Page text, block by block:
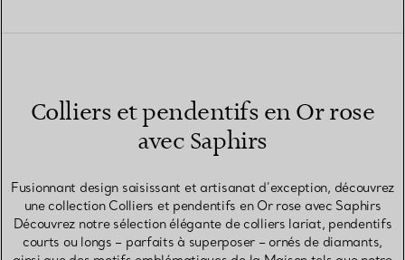
Colliers et pendentifs en Or rose
avec Saphirs
Fusionnant design saisissant et artisanat d’exception, découvrez
une collection Colliers et pendentifs en Or rose avec Saphirs
Découvrez notre sélection élégante de colliers lariat, pendentifs
courts ou longs – parfaits à superposer – ornés de diamants,